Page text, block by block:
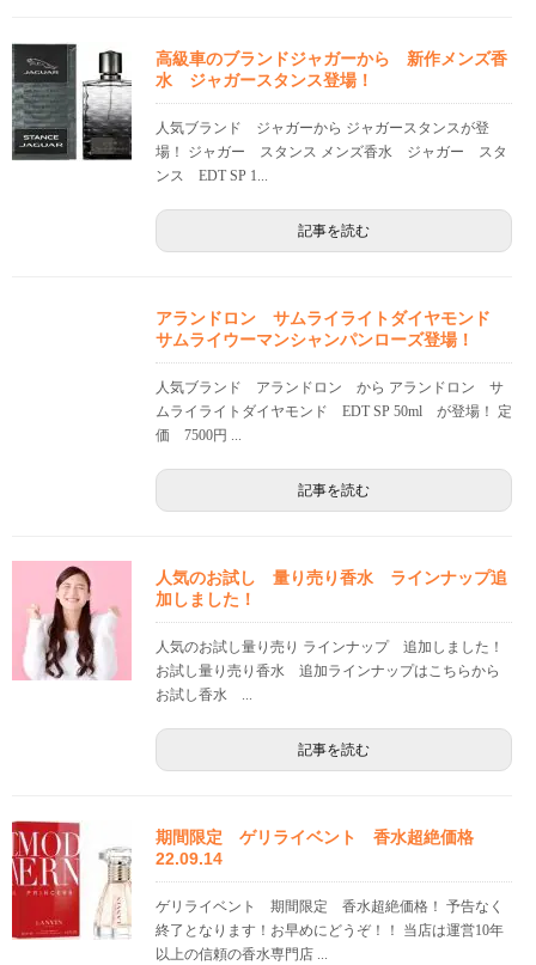
高級車のブランドジャガーから 新作メンズ香
水 ジャガースタンス登場！
人気ブランド ジャガーから ジャガースタンスが登
場！ ジャガー スタンス メンズ香水 ジャガー スタ
ンス EDT SP 1...
記事を読む
アランドロン サムライライトダイヤモンド
サムライウーマンシャンパンローズ登場！
人気ブランド アランドロン から アランドロン サ
ムライライトダイヤモンド EDT SP 50ml が登場！ 定
価 7500円 ...
記事を読む
人気のお試し 量り売り香水 ラインナップ追
加しました！
人気のお試し量り売り ラインナップ 追加しました！
お試し量り売り香水 追加ラインナップはこちらから
お試し香水 ...
記事を読む
期間限定 ゲリライベント 香水超絶価格
22.09.14
ゲリライベント 期間限定 香水超絶価格！ 予告なく
終了となります！お早めにどうぞ！！ 当店は運営10年
以上の信頼の香水専門店 ...